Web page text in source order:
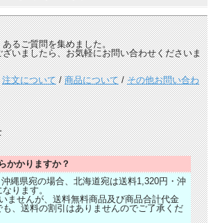
るご質問を集めました。
いましたら、お気軽にお問い合わせくださいま
注文について/商品について/その他お問い合わ
かかりますか？
縄県宛の場合、北海道宛は送料1,320円・沖
ります。
ませんが、送料無料商品及び商品合計代金
、送料の割引はありませんのでご了承くだ